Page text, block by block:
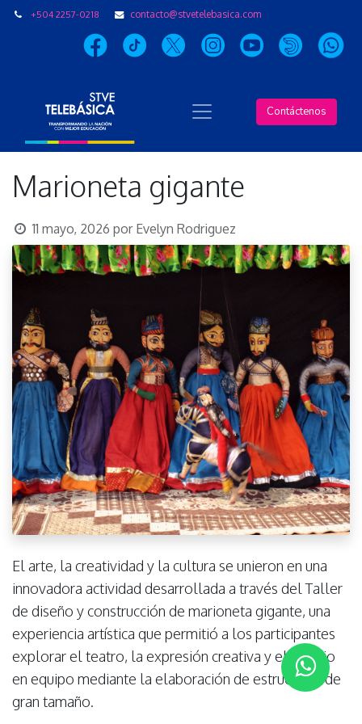
+504 2257-0218 contacto@stvetelebasica.com
Contáctenos
Marioneta gigante
11 mayo, 2026 por Evelyn Rodriguez
El arte, la creatividad y la cultura se unieron en una
innovadora actividad desarrollada a través del Taller
de diseño y construcción de marioneta gigante, una
experiencia artística que permitió a los participantes
explorar el teatro, la expresión creativa y el trabajo
en equipo mediante la elaboración de estructuras de
gran tamaño.